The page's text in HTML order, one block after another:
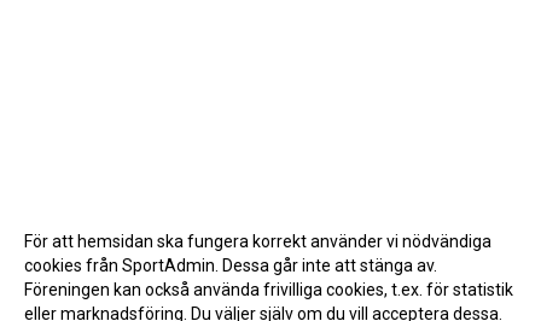
För att hemsidan ska fungera korrekt använder vi nödvändiga
cookies från SportAdmin. Dessa går inte att stänga av.
Föreningen kan också använda frivilliga cookies, t.ex. för statistik
eller marknadsföring. Du väljer själv om du vill acceptera dessa.